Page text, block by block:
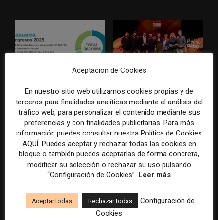
superávit, pero su
cooperativa pierde 38.542
euros
reconoce cinco historias de
Brasil, España y El Salvador
sobre el poder, la memoria y
la violencia
ADEPA crea un premio
Aceptación de Cookies
En nuestro sitio web utilizamos cookies propias y de
terceros para finalidades analíticas mediante el análisis del
tráfico web, para personalizar el contenido mediante sus
preferencias y con finalidades publicitarias. Para más
información puedes consultar nuestra Política de Cookies
AQUÍ. Puedes aceptar y rechazar todas las cookies en
bloque o también puedes aceptarlas de forma concreta,
modificar su selección o rechazar su uso pulsando
“Configuración de Cookies”. Leer más
Aceptar todas Rechazar todas
Configuración de
Cookies